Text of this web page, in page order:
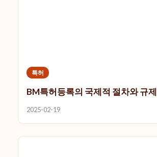
특허
BM특허등록의 국제적 절차와 규제
2025-02-19